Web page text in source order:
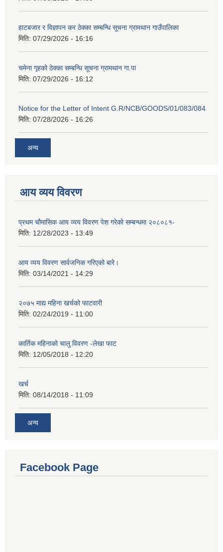
हाटबजार र विज्ञापन कर ठेक्का सम्बन्धि सूचना ग्रामथान गाउँपालिका
मिति: 07/29/2026 - 16:16
चमेना गृहको ठेक्का सम्बन्धि सूचना ग्रामथान गा.पा
मिति: 07/29/2026 - 16:12
Notice for the Letter of Intent G.R/NCB/GOODS/01/083/084
मिति: 07/28/2026 - 16:26
अन्य
आय व्यय विवरण
प्रथम चौमासिक आय व्यय विवरण पेश गरेको सम्बन्धमा २०८०८१-
मिति: 12/28/2023 - 13:49
आय व्यय विवरण सार्वजनिक गरिएको बारे।
मिति: 03/14/2021 - 14:29
२०७५ माद्य महिना खर्चको फाटवारी
मिति: 02/24/2019 - 11:00
कार्तिक महिनाको चालु विवरण -लेखा फाट
मिति: 12/05/2018 - 12:20
खर्च
मिति: 08/14/2018 - 11:09
अन्य
Facebook Page